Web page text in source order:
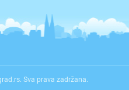
Sva prava zadržana.